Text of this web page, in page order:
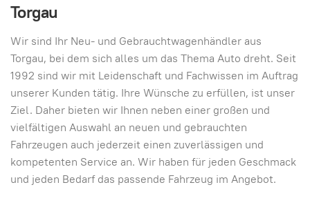
Torgau
Wir sind Ihr Neu- und Gebrauchtwagenhändler aus
Torgau, bei dem sich alles um das Thema Auto dreht. Seit
1992 sind wir mit Leidenschaft und Fachwissen im Auftrag
unserer Kunden tätig. Ihre Wünsche zu erfüllen, ist unser
Ziel. Daher bieten wir Ihnen neben einer großen und
vielfältigen Auswahl an neuen und gebrauchten
Fahrzeugen auch jederzeit einen zuverlässigen und
kompetenten Service an. Wir haben für jeden Geschmack
und jeden Bedarf das passende Fahrzeug im Angebot.